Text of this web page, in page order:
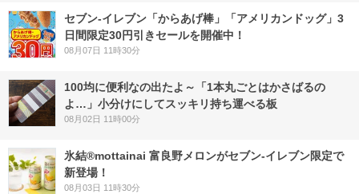
セブン‐イレブン「からあげ棒」「アメリカンドッグ」3
日間限定30円引きセールを開催中！
08月07日 11時30分
100均に便利なの出たよ～「1本丸ごとはかさばるの
よ…」小分けにしてスッキリ持ち運べる板
08月02日 11時00分
氷結®mottainai 富良野メロンがセブン‐イレブン限定で
新登場！
08月03日 11時30分